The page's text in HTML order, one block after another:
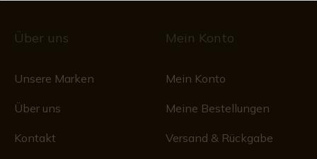
Über uns
Unsere Marken
Über uns
Kontakt
Mein Konto
Mein Konto
Meine Bestellungen
Versand & Rückgabe